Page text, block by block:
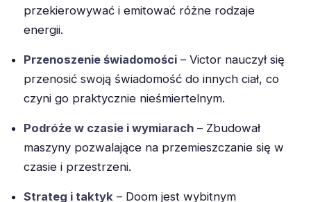
przekierowywać i emitować różne rodzaje
energii.
Przenoszenie świadomości – Victor nauczył się
przenosić swoją świadomość do innych ciał, co
czyni go praktycznie nieśmiertelnym.
Podróże w czasie i wymiarach – Zbudował
maszyny pozwalające na przemieszczanie się w
czasie i przestrzeni.
Strateg i taktyk – Doom jest wybitnym